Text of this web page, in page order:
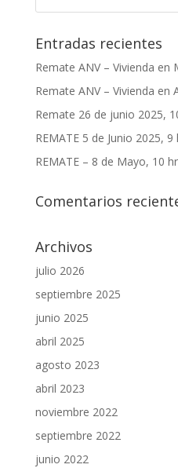
Entradas recientes
Remate ANV – Vivienda en
Remate ANV – Vivienda en
Remate 26 de junio 2025,
REMATE 5 de Junio 2025,
REMATE – 8 de Mayo, 10
Comentarios
Archivos
julio 2026
septiembre 2025
junio 2025
abril 2025
agosto 2023
abril 2023
noviembre 2022
septiembre 2022
junio 2022